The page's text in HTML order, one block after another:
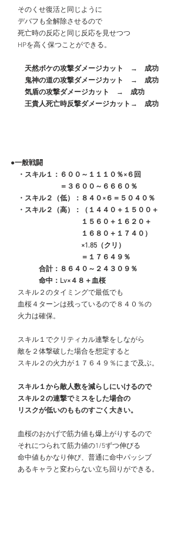
そのくせ復活と同じように
デバフも全解除させるので
死亡時の反応と同じ反応を見せつつ
HPを高く保つことができる。
天然ボケの攻撃ダメージカット　→　成功
鬼神の道の攻撃ダメージカット　→　成功
気盾の攻撃ダメージカット　→　成功
王貴人死亡時反撃ダメージカット→　成功
●一般戦闘
・スキル１：６００～１１１０％×６回
＝３６００～６６６０％
・スキル２（低）：８４０×６＝５０４０％
・スキル２（高）：（１４４０＋１５００＋
１５６０＋１６２０＋
１６８０＋１７４０）
×1.85（クリ）
＝１７６４９％
合計：８６４０～２４３０９％
命中：Lv×４８＋血桜
スキル２のタイミングで最低でも
血桜４ターンは残っているので８４０％の
火力は確保。
スキル１でクリティカル連撃をしながら
敵を２体撃破した場合を想定すると
スキル２の火力が１７６４９％にまで及ぶ。
スキル１から敵人数を減らしにいけるので
スキル２の連撃でミスをした場合の
リスクが低いのもものすごく大きい。
血桜のおかげで筋力値も爆上がりするので
それにつられて筋力値の1/5ずつ伸びる
命中値もかなり伸び、普通に命中パッシブ
あるキャラと変わらない立ち回りができる。